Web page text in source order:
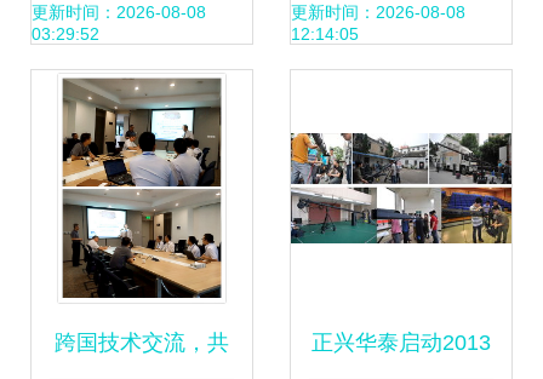
更新时间：2026-08-08
03:29:52
油及调味酱生产技
会侧记
更新时间：2026-08-08
12:14:05
跨国技术交流，共 正兴华泰启动2013